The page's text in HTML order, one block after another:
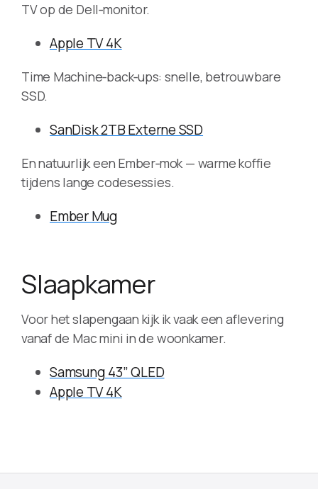
TV op de Dell‑monitor.
Apple TV 4K
Time Machine‑back‑ups: snelle, betrouwbare
SSD.
SanDisk 2TB Externe SSD
En natuurlijk een Ember‑mok — warme koffie
tijdens lange codesessies.
Ember Mug
Slaapkamer
Voor het slapengaan kijk ik vaak een aflevering
vanaf de Mac mini in de woonkamer.
Samsung 43” QLED
Apple TV 4K